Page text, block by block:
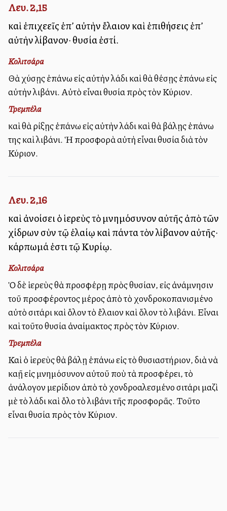
Λευ. 2,15
καὶ ἐπιχεεῖς ἐπ’ αὐτὴν ἔλαιον καὶ ἐπιθήσεις ἐπ’
αὐτὴν λίβανον· θυσία ἐστί.
Κολιτσάρα
Θὰ χύσῃς ἐπάνω εἰς αὐτὴν λάδι καὶ θὰ θέσῃς ἐπάνω εἰς
αὐτὴν λιβάνι. Αὐτὸ εἶναι θυσία πρὸς τὸν Κύριον.
Τρεμπέλα
καὶ θὰ ρίξῃς ἐπάνω εἰς αὐτὴν λάδι καὶ θὰ βάλῃς ἐπάνω
της καὶ λιβάνι. Ἡ προσφορὰ αὐτὴ εἶναι θυσία διὰ τὸν
Κύριον.
Λευ. 2,16
καὶ ἀνοίσει ὁ ἱερεὺς τὸ μνημόσυνον αὐτῆς ἀπὸ τῶν
χίδρων σὺν τῷ ἐλαίῳ καὶ πάντα τὸν λίβανον αὐτῆς·
κάρπωμά ἐστι τῷ Κυρίῳ.
Κολιτσάρα
Ὁ δὲ ἱερεὺς θὰ προσφέρῃ πρὸς θυσίαν, εἰς ἀνάμνησιν
τοῦ προσφέροντος μέρος ἀπὸ τὸ χονδροκοπανισμένο
αὐτὸ σιτάρι καὶ ὅλον τὸ ἔλαιον καὶ ὅλον τὸ λιβάνι. Εἶναι
καὶ τοῦτο θυσία ἀναίμακτος πρὸς τὸν Κύριον.
Τρεμπέλα
Καὶ ὁ ἱερεὺς θὰ βάλῃ ἐπάνω εἰς τὸ θυσιαστήριον, διὰ νὰ
καῇ εἰς μνημόσυνον αὐτοῦ ποὺ τὰ προσφέρει, τὸ
ἀνάλογον μερίδιον ἀπὸ τὸ χονδροαλεσμένο σιτάρι μαζὶ
μὲ τὸ λάδι καὶ ὅλο τὸ λιβάνι τῆς προσφορᾶς. Τοῦτο
εἶναι θυσία πρὸς τὸν Κύριον.